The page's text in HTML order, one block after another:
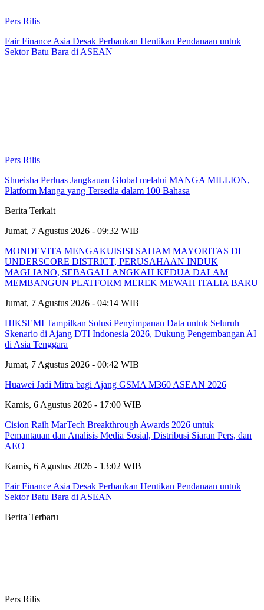
Pers Rilis
Fair Finance Asia Desak Perbankan Hentikan Pendanaan untuk
Sektor Batu Bara di ASEAN
Pers Rilis
Shueisha Perluas Jangkauan Global melalui MANGA MILLION,
Platform Manga yang Tersedia dalam 100 Bahasa
Berita Terkait
Jumat, 7 Agustus 2026 - 09:32 WIB
MONDEVITA MENGAKUISISI SAHAM MAYORITAS DI
UNDERSCORE DISTRICT, PERUSAHAAN INDUK
MAGLIANO, SEBAGAI LANGKAH KEDUA DALAM
MEMBANGUN PLATFORM MEREK MEWAH ITALIA BARU
Jumat, 7 Agustus 2026 - 04:14 WIB
HIKSEMI Tampilkan Solusi Penyimpanan Data untuk Seluruh
Skenario di Ajang DTI Indonesia 2026, Dukung Pengembangan AI
di Asia Tenggara
Jumat, 7 Agustus 2026 - 00:42 WIB
Huawei Jadi Mitra bagi Ajang GSMA M360 ASEAN 2026
Kamis, 6 Agustus 2026 - 17:00 WIB
Cision Raih MarTech Breakthrough Awards 2026 untuk
Pemantauan dan Analisis Media Sosial, Distribusi Siaran Pers, dan
AEO
Kamis, 6 Agustus 2026 - 13:02 WIB
Fair Finance Asia Desak Perbankan Hentikan Pendanaan untuk
Sektor Batu Bara di ASEAN
Berita Terbaru
Pers Rilis